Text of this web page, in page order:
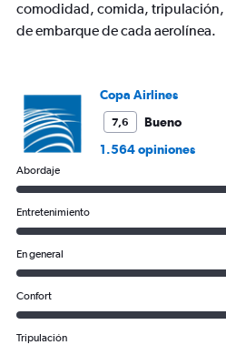
of
flights.
15.
comodidad, comida,
de embarque de cada aerolínea.
Copa Airlines
7,6
Bueno
1.564 opiniones
Abordaje
Entretenimiento
En general
Confort
Tripulación